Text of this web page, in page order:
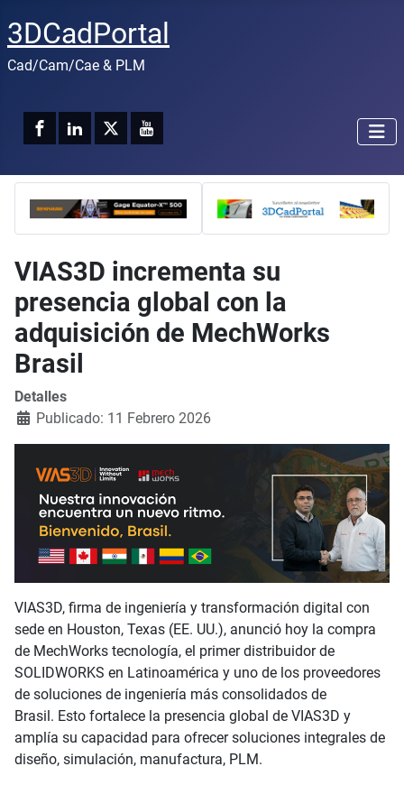
3DCadPortal
Cad/Cam/Cae & PLM
VIAS3D incrementa su
presencia global con la
adquisición de MechWorks
Brasil
Detalles
Publicado: 11 Febrero 2026
VIAS3D, firma de ingeniería y transformación digital con
sede en Houston, Texas (EE. UU.), anunció hoy la compra
de MechWorks tecnología, el primer distribuidor de
SOLIDWORKS en Latinoamérica y uno de los proveedores
de soluciones de ingeniería más consolidados de
Brasil. Esto fortalece la presencia global de VIAS3D y
amplía su capacidad para ofrecer soluciones integrales de
diseño, simulación, manufactura, PLM.